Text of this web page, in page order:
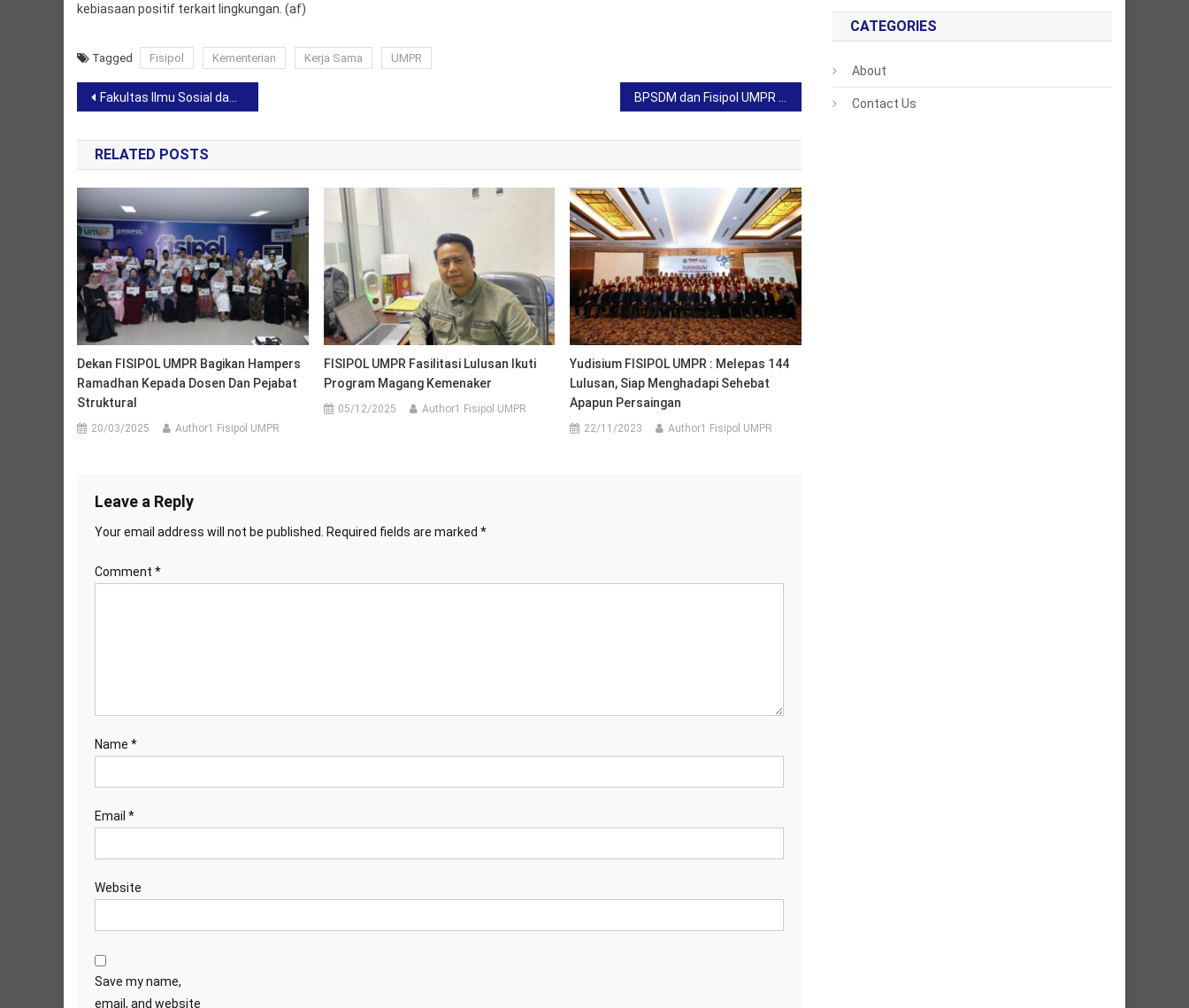
kebiasaan positif terkait lingkungan. (af)
Tagged Fisipol Kementerian Kerja Sama UMPR
Post
navigation
Fakultas Ilmu Sosial dan Ilmu Politik Universitas Muhammadiyah Palangka Raya Menggelar Pelatihan Tim Relawan Sadar Politik
RELATED POSTS
Dekan FISIPOL UMPR Bagikan Hampers
Ramadhan Kepada Dosen Dan Pejabat
Struktural
20/03/2025 Author1 Fisipol UMPR
FISIPOL UMPR Fasilitasi Lulusan Ikuti
Program Magang Kemenaker
05/12/2025 Author1 Fisipol UMPR
Yudisium FISIPOL UMPR : Melepas 144
Lulusan, Siap Menghadapi Sehebat
Apapun Persaingan
22/11/2023 Author1 Fisipol UMPR
Leave a Reply
Your email address will not be published. Required fields are marked *
Comment *
Name *
Email *
Website
Save my name,
email, and website
CATEGORIES
About
Contact Us